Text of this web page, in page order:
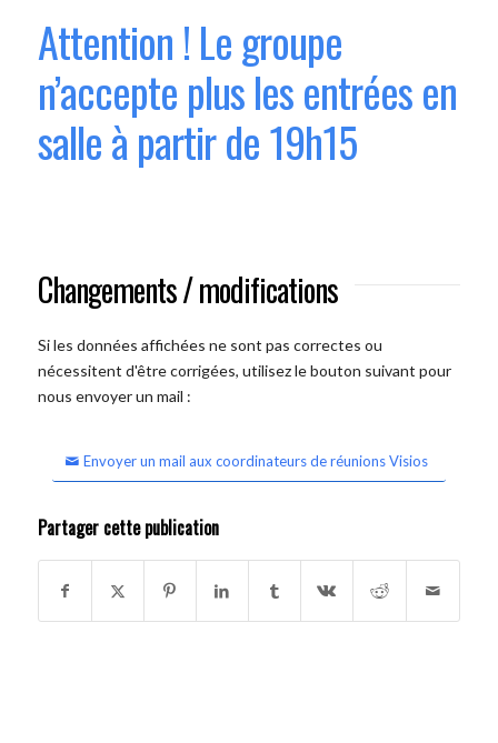
Attention ! Le groupe
n’accepte plus les entrées en
salle à partir de 19h15
Changements / modifications
Si les données affichées ne sont pas correctes ou
nécessitent d'être corrigées, utilisez le bouton suivant pour
nous envoyer un mail :
Envoyer un mail aux coordinateurs de réunions Visios
Partager cette publication